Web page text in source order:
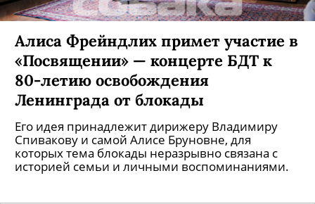
Алиса Фрейндлих примет участие в
«Посвящении» — концерте БДТ к
80-летию освобождения
Ленинграда от блокады
Его идея принадлежит дирижеру Владимиру
Спивакову и самой Алисе Бруновне, для
которых тема блокады неразрывно связана с
историей семьи и личными воспоминаниями.